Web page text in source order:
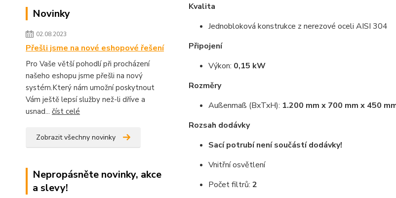
Novinky
02.08.2023
Přešli jsme na nové eshopové řešení
Pro Vaše větší pohodlí při procházení
našeho eshopu jsme přešli na nový
systém.Který nám umožní poskytnout
Vám ještě lepsí služby než-li dříve a
usnad... číst celé
Zobrazit všechny novinky
Nepropásněte novinky, akce
a slevy!
Kvalita
Jednobloková konstrukce z nerezové oceli AISI 304
Připojení
Výkon: 0,15 kW
Rozměry
Außenmaß (BxTxH): 1.200 mm x 700 mm x 450
Rozsah dodávky
Sací potrubí není součástí dodávky!
Vnitřní osvětlení
Počet filtrů: 2